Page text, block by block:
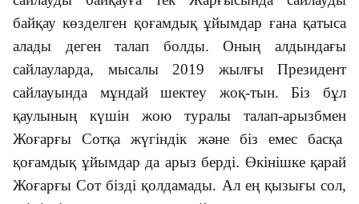
байқау көзделген қоғамдық ұйымдар ғана қатыса
алады деген талап болды. Оның алдындағы
сайлауларда, мысалы 2019 жылғы Президент
сайлауында мұндай шектеу жоқ-тын. Біз бұл
қаулының күшін жою туралы талап-арызбмен
Жоғарғы Сотқа жүгіндік және біз емес басқа
қоғамдық ұйымдар да арыз берді. Өкінішке қарай
Жоғарғы Сот бізді қолдамады. Ал ең қызығы сол,